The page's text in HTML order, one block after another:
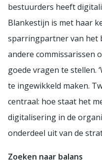
bestuurders heeft
Blankestijn is met haar
sparringpartner van het
andere commissarissen
goede vragen te stellen.
te ingewikkeld maken.
centraal: hoe staat het
digitalisering in de
onderdeel uit van de
Zoeken naar balans